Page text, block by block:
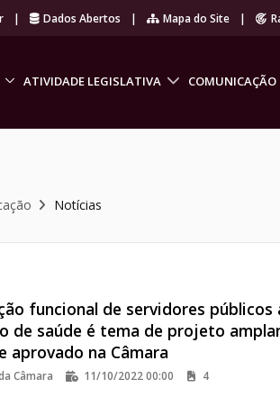
| Dados Abertos | Mapa do Site |
ATIVIDADE LEGISLATIVA COMUNICAÇÃO
Notícias
funcional de servidores
de saúde é tema de projeto
aprovado na Câmara
Câmara 11/10/2022 00:00 4